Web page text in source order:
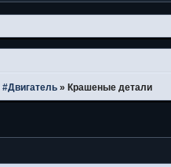
#Двигатель » Крашеные детали